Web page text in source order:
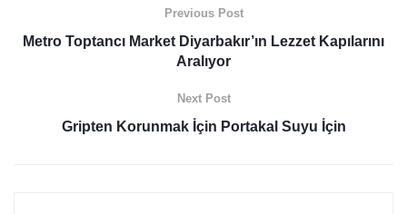
Previous Post
Metro Toptancı Market Diyarbakır’ın Lezzet Kapılarını
Aralıyor
Next Post
Gripten Korunmak İçin Portakal Suyu İçin